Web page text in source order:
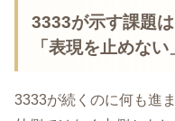
3333が示す課題
「表現を止めない
3333が続くのに何も進